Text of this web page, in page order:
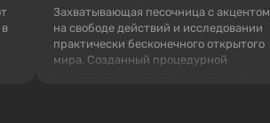
Захватывающая песочница с акцентом
на свободе действий и исследовании
практически бесконечного открытого
мира. Созданный процедурной